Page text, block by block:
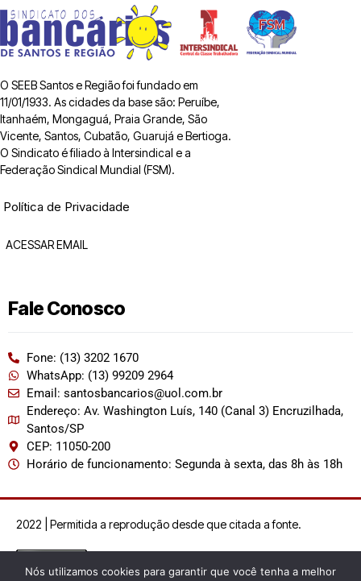
O SEEB Santos e Região foi fundado em
11/01/1933. As cidades da base são: Peruíbe,
Itanhaém, Mongaguá, Praia Grande, São
Vicente, Santos, Cubatão, Guarujá e Bertioga.
O Sindicato é filiado à Intersindical e a
Federação Sindical Mundial (FSM).
Política de Privacidade
ACESSAR EMAIL
Fale Conosco
Fone: (13) 3202 1670
WhatsApp: (13) 99209 2964
Email: santosbancarios@uol.com.br
Endereço: Av. Washington Luís, 140 (Canal 3) Encruzilhada,
Santos/SP
CEP: 11050-200
Horário de funcionamento: Segunda à sexta, das 8h às 18h
2022 | Permitida a reprodução desde que citada a fonte.
Nós utilizamos cookies para garantir que você tenha a melhor